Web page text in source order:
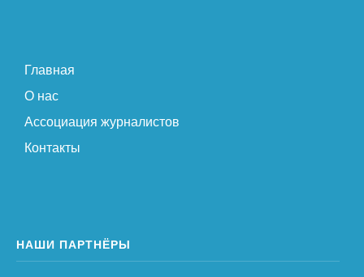
Главная
О нас
Ассоциация журналистов
Контакты
НАШИ ПАРТНЁРЫ